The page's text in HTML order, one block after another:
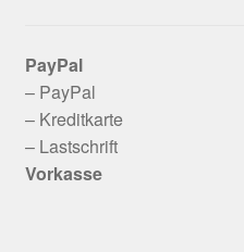
PayPal
– PayPal
– Kreditkarte
– Lastschrift
Vorkasse